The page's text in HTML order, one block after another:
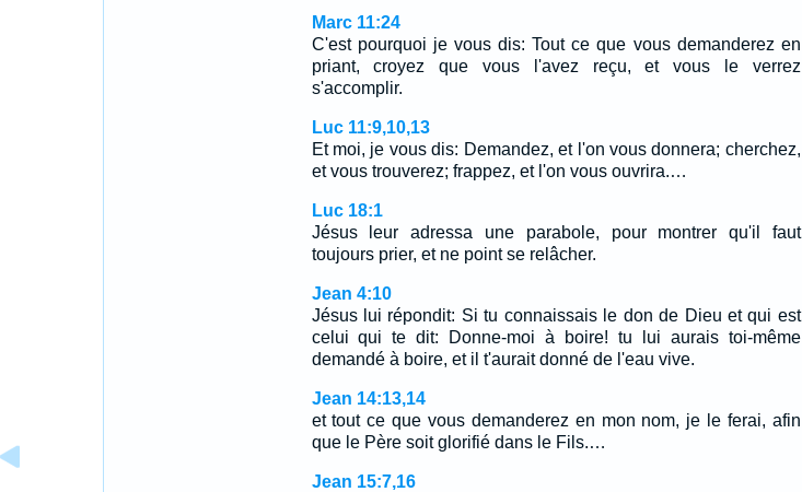
Marc 11:24
C'est pourquoi je vous dis: Tout ce que vous demanderez en
priant, croyez que vous l'avez reçu, et vous le verrez
s'accomplir.
Luc 11:9,10,13
Et moi, je vous dis: Demandez, et l'on vous donnera; cherchez,
et vous trouverez; frappez, et l'on vous ouvrira.…
Luc 18:1
Jésus leur adressa une parabole, pour montrer qu'il faut
toujours prier, et ne point se relâcher.
Jean 4:10
Jésus lui répondit: Si tu connaissais le don de Dieu et qui est
celui qui te dit: Donne-moi à boire! tu lui aurais toi-même
demandé à boire, et il t'aurait donné de l'eau vive.
Jean 14:13,14
et tout ce que vous demanderez en mon nom, je le ferai, afin
que le Père soit glorifié dans le Fils.…
Jean 15:7,16